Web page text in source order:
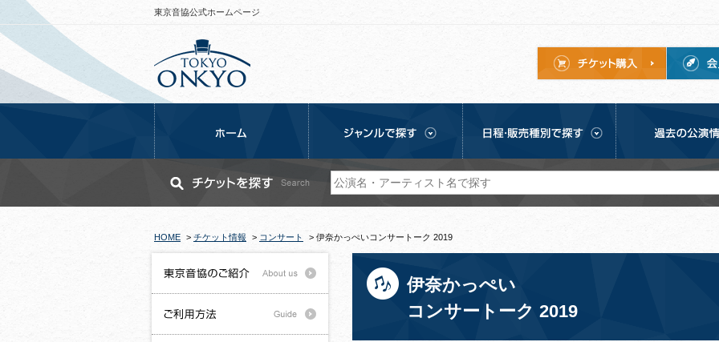
東京音協公式ホームページ
HOME > チケット情報 > コンサート > 伊奈かっぺいコンサートーク 2019
伊奈かっぺい
コンサートーク 2019